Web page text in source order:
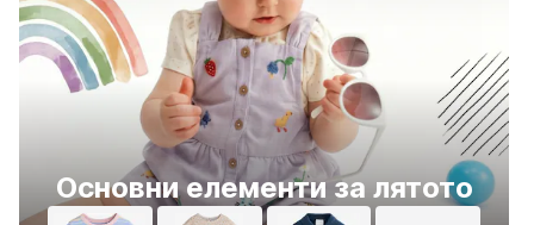
Основни елементи за лятото